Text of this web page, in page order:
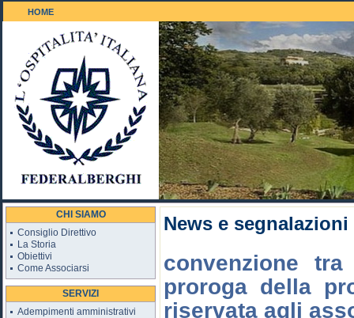
HOME
Il Golf 18 buche
CHI SIAMO
Consiglio Direttivo
La Storia
Obiettivi
Come Associarsi
SERVIZI
Adempimenti amministrativi
News e segnalazioni
convenzione
proroga della
riservata agli